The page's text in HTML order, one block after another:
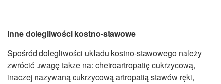
Inne dolegliwości kostno-stawowe
Spośród dolegliwości układu kostno-stawowego należy
zwrócić uwagę także na: cheiroartropatię cukrzycową,
inaczej nazywaną cukrzycową artropatią stawów ręki,